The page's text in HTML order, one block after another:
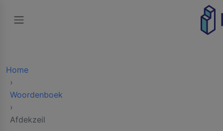
Home
Woordenboek
Afdekzeil